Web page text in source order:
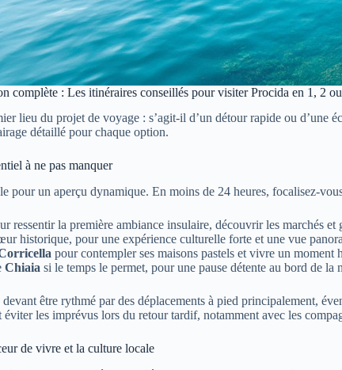
complète : Les itinéraires conseillés pour visiter Procida en 1, 2
lieu du projet de voyage : s’agit-il d’un détour rapide ou
détaillé pour chaque option.
à ne pas manquer
pour un aperçu dynamique. En moins de 24 heures, focalisez-
ressentir la première ambiance insulaire, découvrir les marchés et
historique, pour une expérience culturelle forte et une vue
pour contempler ses maisons pastels et vivre un moment
Chiaia si le temps le permet, pour une pause détente au bord de la
être rythmé par des déplacements à pied principalement,
les imprévus lors du retour tardif, notamment avec les
de vivre et la culture locale